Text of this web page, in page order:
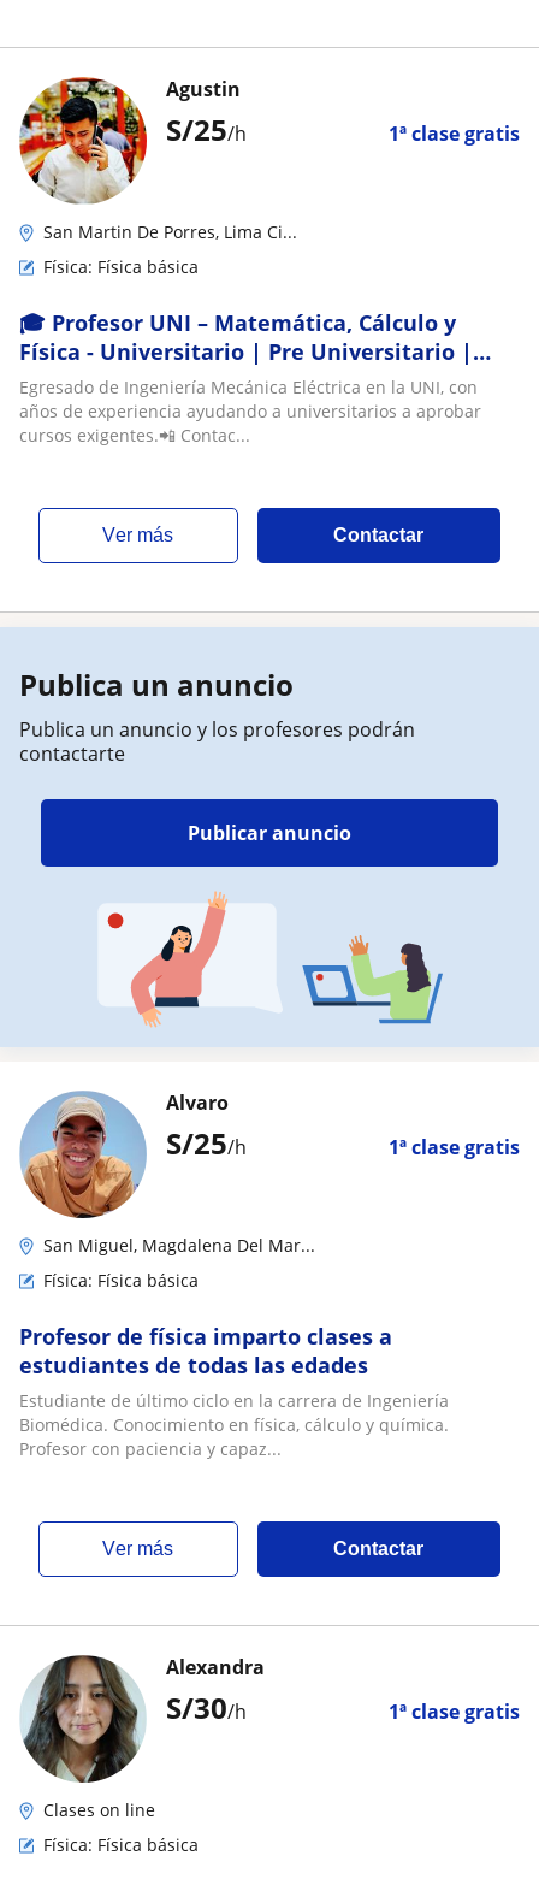
S/25/h 1ª clase gratis
Agustin
San Martin De Porres, Lima Ci...
Física: Física básica
🎓 Profesor UNI – Matemática, Cálculo y
Física - Universitario | Pre Universitario |
Escolar
Egresado de Ingeniería Mecánica Eléctrica en la UNI, con
años de experiencia ayudando a universitarios a aprobar
cursos exigentes.📲 Contac...
ver más Contactar
Publica un anuncio
Publica un anuncio y los profesores podrán
contactarte
Publicar anuncio
S/25/h 1ª clase gratis
Alvaro
San Miguel, Magdalena Del Mar...
Física: Física básica
Profesor de física imparto clases a
estudiantes de todas las edades
Estudiante de último ciclo en la carrera de Ingeniería
Biomédica. Conocimiento en física, cálculo y química.
Profesor con paciencia y capaz...
ver más Contactar
S/30/h 1ª clase gratis
Alexandra
Clases on line
Física: Física básica